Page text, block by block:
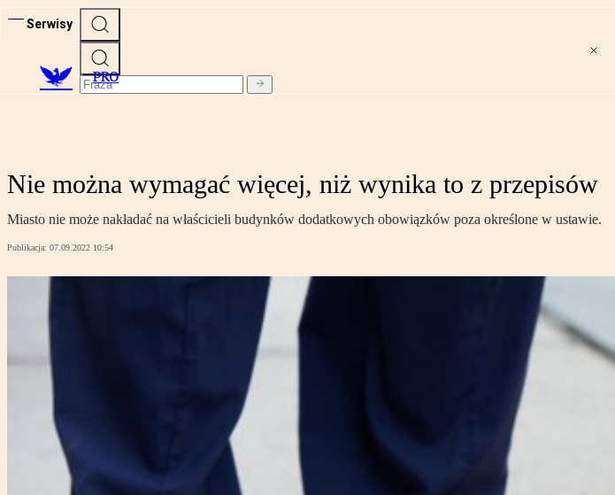
Serwisy
PRO
Nie można wymagać więcej, niż wynika to z przepisów
Miasto nie może nakładać na właścicieli budynków dodatkowych obowiązków poza określone w ustawie.
Publikacja: 07.09.2022 10:54